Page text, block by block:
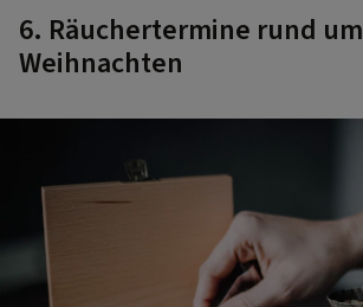
6. Räuchertermine rund um
Weihnachten